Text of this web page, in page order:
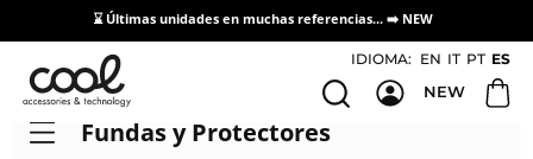
⌛ Últimas unidades en muchas referencias... ➡️ NEW
Acceso / Registro Distribuidores
IDIOMA: EN IT PT ES
NEW
Fundas y Protectores